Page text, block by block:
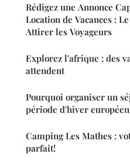
Rédigez une Annonce
Location de Vacances :
Attirer les Voyageurs
Explorez l'afrique : des
attendent
Pourquoi organiser un
période d'hiver
Camping Les Mathes :
parfait!